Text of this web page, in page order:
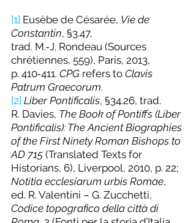
[1] Eusèbe de Césarée, Vie de
Constantin, §3.47,
trad. M.‑J. Rondeau (Sources
chrétiennes, 559), Paris, 2013,
p. 410‑411. CPG refers to Clavis
Patrum Graecorum.
[2] Liber Pontificalis, §34.26, trad.
R. Davies, The Book of Pontiffs (Liber
Pontificalis): The Ancient Biographies
of the First Ninety Roman Bishops to
AD 715 (Translated Texts for
Historians, 6), Liverpool, 2010, p. 22;
Notitia ecclesiarum urbis Romae,
ed. R. Valentini – G. Zucchetti,
Codice topografico della città di